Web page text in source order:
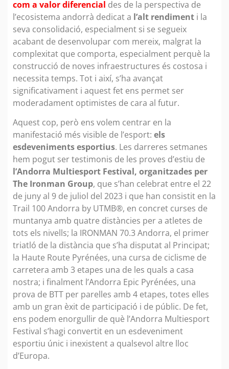
com a valor diferencial des de la perspectiva de
l’ecosistema andorrà dedicat a l’alt rendiment i la
seva consolidació, especialment si se segueix
acabant de desenvolupar com mereix, malgrat la
complexitat que comporta, especialment perquè la
construcció de noves infraestructures és costosa i
necessita temps. Tot i així, s’ha avançat
significativament i aquest fet ens permet ser
moderadament optimistes de cara al futur.
Aquest cop, però ens volem centrar en la
manifestació més visible de l’esport: els
esdeveniments esportius. Les darreres setmanes
hem pogut ser testimonis de les proves d’estiu de
l’Andorra Multiesport Festival, organitzades per
The Ironman Group, que s’han celebrat entre el 22
de juny al 9 de juliol del 2023 i que han consistit en la
Trail 100 Andorra by UTMB®, en concret curses de
muntanya amb quatre distàncies per a atletes de
tots els nivells; la IRONMAN 70.3 Andorra, el primer
triatló de la distància que s’ha disputat al Principat;
la Haute Route Pyrénées, una cursa de ciclisme de
carretera amb 3 etapes una de les quals a casa
nostra; i finalment l’Andorra Epic Pyrénées, una
prova de BTT per parelles amb 4 etapes, totes elles
amb un gran èxit de participació i de públic. De fet,
ens podem enorgullir de què l’Andorra Multiesport
Festival s’hagi convertit en un esdeveniment
esportiu únic i inexistent a qualsevol altre lloc
d’Europa.